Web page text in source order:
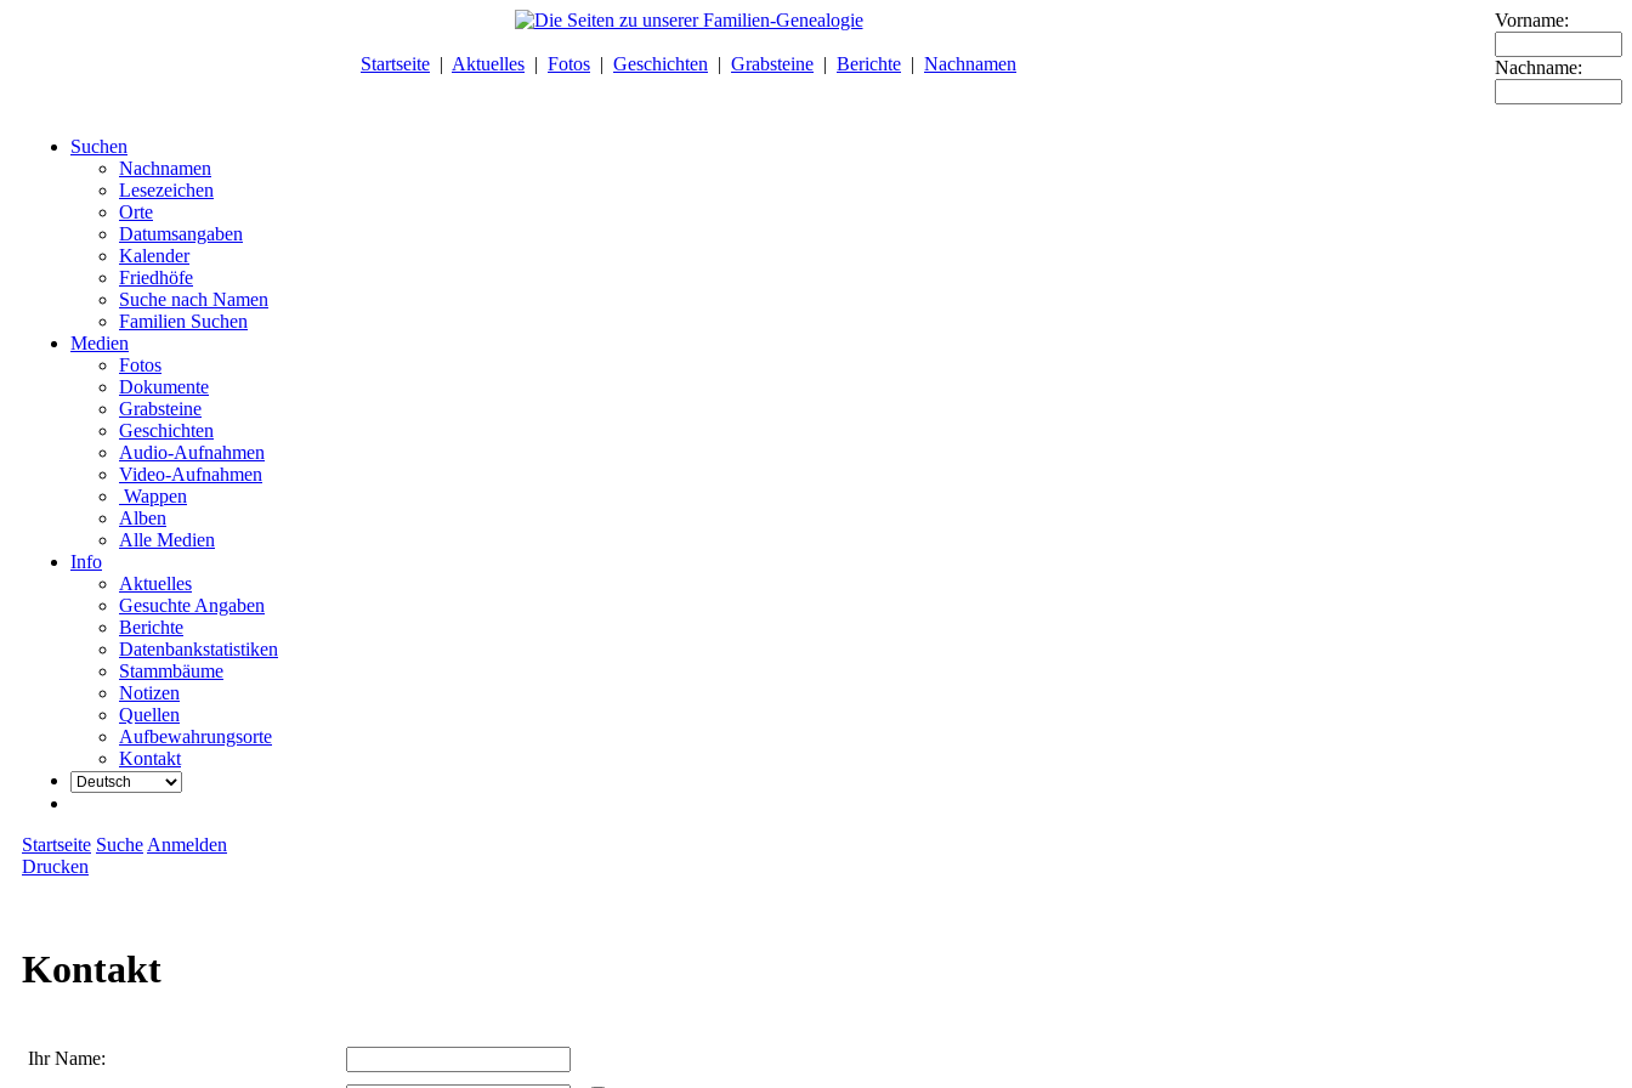
Startseite | Aktuelles | Fotos | Geschichten | Grabsteine | Berichte | Nachnamen
Vorname:
Nachname:
Suchen
Nachnamen
Lesezeichen
Orte
Datumsangaben
Kalender
Friedhöfe
Suche nach Namen
Familien Suchen
Medien
Fotos
Dokumente
Grabsteine
Geschichten
Audio-Aufnahmen
Video-Aufnahmen
Wappen
Alben
Alle Medien
Info
Aktuelles
Gesuchte Angaben
Berichte
Datenbankstatistiken
Stammbäume
Notizen
Quellen
Aufbewahrungsorte
Kontakt
Startseite Suche Anmelden
Drucken
Kontakt
Ihr Name: